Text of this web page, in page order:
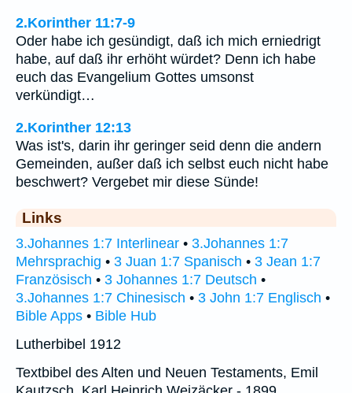
2.Korinther 11:7-9
Oder habe ich gesündigt, daß ich mich erniedrigt
habe, auf daß ihr erhöht würdet? Denn ich habe
euch das Evangelium Gottes umsonst
verkündigt…
2.Korinther 12:13
Was ist's, darin ihr geringer seid denn die andern
Gemeinden, außer daß ich selbst euch nicht habe
beschwert? Vergebet mir diese Sünde!
Links
3.Johannes 1:7 Interlinear • 3.Johannes 1:7
Mehrsprachig • 3 Juan 1:7 Spanisch • 3 Jean 1:7
Französisch • 3 Johannes 1:7 Deutsch •
3.Johannes 1:7 Chinesisch • 3 John 1:7 Englisch •
Bible Apps • Bible Hub
Lutherbibel 1912
Textbibel des Alten und Neuen Testaments, Emil